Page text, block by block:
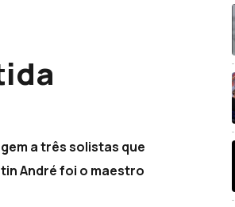
a três solistas que
André foi o maestro